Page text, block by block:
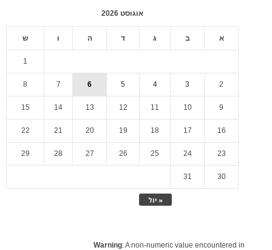
אוגוסט 2026
א ב ג ד ה ו ש
« יול
1
2
3
4
5
6
7
8
9
10
11
12
13
14
15
16
17
18
19
20
21
22
23
24
25
26
27
28
29
30
31
Warning: A non-numeric value encountered in